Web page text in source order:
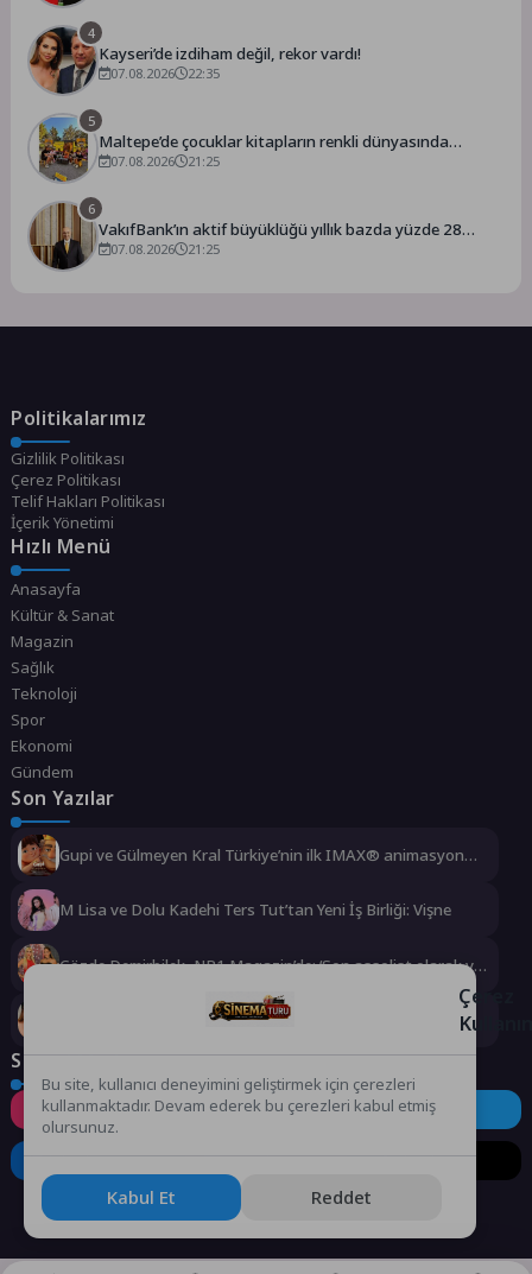
4
Kayseri’de izdiham değil, rekor vardı!
07.08.2026 22:35
5
Maltepe’de çocuklar kitapların renkli dünyasında
buluştu
07.08.2026 21:25
6
VakıfBank’ın aktif büyüklüğü yıllık bazda yüzde 28
artışla 5,8 trilyon TL’yi aştı
07.08.2026 21:25
Politikalarımız
Gizlilik Politikası
Çerez Politikası
Telif Hakları Politikası
İçerik Yönetimi
Hızlı Menü
Anasayfa
Kültür & Sanat
Magazin
Sağlık
Teknoloji
Spor
Ekonomi
Gündem
Son Yazılar
Gupi ve Gülmeyen Kral Türkiye’nin ilk IMAX® animasyon
M Lisa ve Dolu Kadehi Ters Tut’tan Yeni İş Birliği: Vişne
Gözde Demirbilek, NR1 Magazin’de: ‘Son assolist olarak var
Kayseri’de izdiham değil, rekor vardı!
Sosyal Medya
Instagram Facebook Twitter
LinkedIn YouTube TikTok
Çerez
Bu site, kullanıcı deneyimini geliştirmek için çerezleri
kullanmaktadır. Devam ederek bu çerezleri kabul etmiş
olursunuz.
Kabul Et Reddet